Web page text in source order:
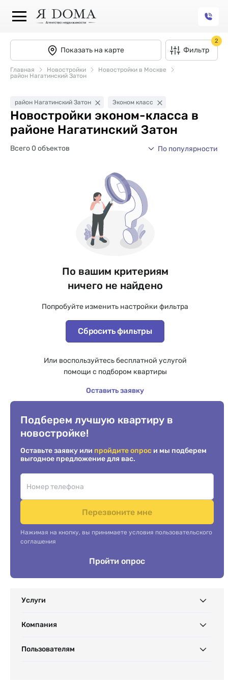
Показать на карте Фильтр
2
Главная Новостройки
Новостройки в Москве
район Нагатинский Затон
район Нагатинский Затон Эконом класс
Новостройки эконом-класса в
районе Нагатинский Затон
Всего 0 объектов По популярности
По вашим критериям
ничего не найдено
Попробуйте изменить настройки фильтра
Сбросить фильтры
Или воспользуйтесь бесплатной услугой
помощи с подбором квартиры
Оставить заявку
Подберем лучшую квартиру в
новостройке!
Оставьте заявку или пройдите опрос и мы подберем
выгодное предложение для вас.
Перезвоните мне
Нажимая на кнопку, вы принимаете условия пользовательского
соглашения
Пройти опрос
Услуги
Компания
Пользователям